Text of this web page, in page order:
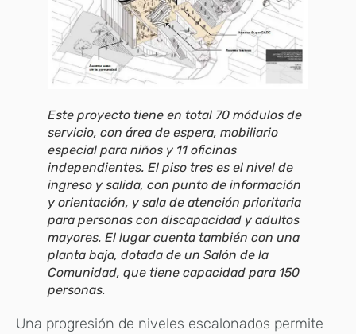
Este proyecto tiene en total 70 módulos de
servicio, con área de espera, mobiliario
especial para niños y 11 oficinas
independientes. El piso tres es el nivel de
ingreso y salida, con punto de información
y orientación, y sala de atención prioritaria
para personas con discapacidad y adultos
mayores. El lugar cuenta también con una
planta baja, dotada de un Salón de la
Comunidad, que tiene capacidad para 150
personas.
Una progresión de niveles escalonados permite